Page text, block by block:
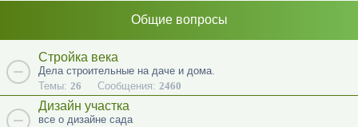
Общие вопросы
Стройка века
Дела строительные на даче и дома.
Темы: 26 Сообщения: 2460
Дизайн участка
все о дизайне сада